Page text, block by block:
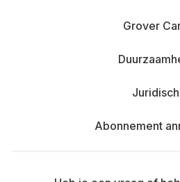
Grover
Juridisch
Abonnement